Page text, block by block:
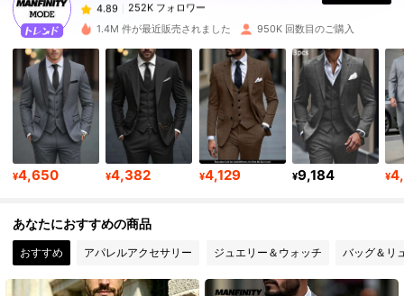
4.89 252K フォロワー
4.89 252K フォロワー
4.89 252K フォロワー
4.89 252K フォロワー
4.89 252K フォロワー
4.89 252K フォロワー
1.4M 件が最近販売されました 950K 回数目のご購入
¥4,650 ¥4,382 ¥4,129 ¥9,184 ¥
あなたにおすすめの商品
おすすめ アパレルアクセサリー ジュエリー＆ウォッチ バッグ＆リ